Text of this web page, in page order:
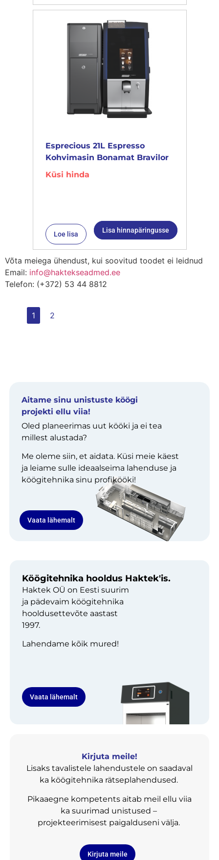
Esprecious 21L Espresso
Kohvimasin Bonamat Bravilor
Küsi hinda
Loe lisa Lisa hinnapäringusse
Võta meiega ühendust, kui soovitud toodet ei leidnud
Email: info@haktekseadmed.ee
Telefon: (+372) 53 44 8812
1 2
Aitame sinu unistuste köögi
projekti ellu viia!
Oled planeerimas uut kööki ja ei tea
millest alustada?
Me oleme siin, et aidata. Küsi meie käest
ja leiame sulle ideaalseima lahenduse ja
köögitehnika sinu profikööki!
Vaata lähemalt
Köögitehnika hooldus Haktek'is.
Haktek OÜ on Eesti suurim
ja pädevaim köögitehnika
hooldusettevõte aastast
1997.
Lahendame kõik mured!
Vaata lähemalt
Kirjuta meile!
Lisaks tavalistele lahendustele on saadaval
ka köögitehnika rätseplahendused.
Pikaaegne kompetents aitab meil ellu viia
ka suurimad unistused –
projekteerimisest paigalduseni välja.
Kirjuta meile